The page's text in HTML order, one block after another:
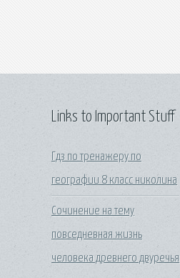
Links to Important Stuff
Гдз по тренажеру по
географии 8 класс николина
Сочинение на тему
повседневная жизнь
человека древнего двуречья